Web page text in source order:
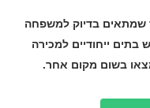
בדיוק למשפחה
ייחודיים למכירה
בשום מקום אחר.